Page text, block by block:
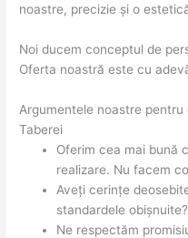
noastre, precizie și o
Noi ducem conceptul de
Oferta noastră este cu
Argumentele noastre
Taberei
Oferim cea mai bună
realizare. Nu facem
Aveți cerințe
standardele
Ne respectăm